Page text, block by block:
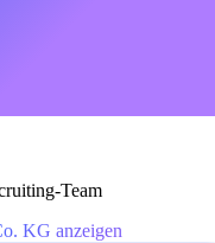
Team
KG anzeigen